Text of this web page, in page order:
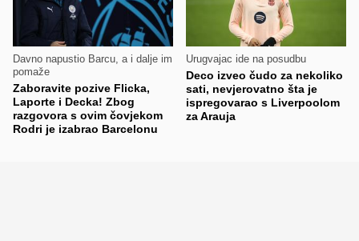
Davno napustio Barcu, a i dalje im
pomaže
Zaboravite pozive Flicka,
Laporte i Decka! Zbog
razgovora s ovim čovjekom
Rodri je izabrao Barcelonu
Urugvajac ide na posudbu
Deco izveo čudo za nekoliko
sati, nevjerovatno šta je
ispregovarao s Liverpoolom
za Arauja